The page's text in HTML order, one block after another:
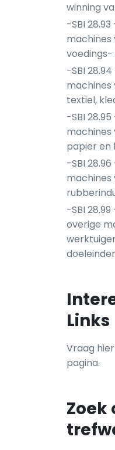
winning
-SBI
machines
-SBI
machines
textiel,
-SBI
machines
papier en
-SBI
-SBI
overige
Links
Vraag
pagina.
Zoek